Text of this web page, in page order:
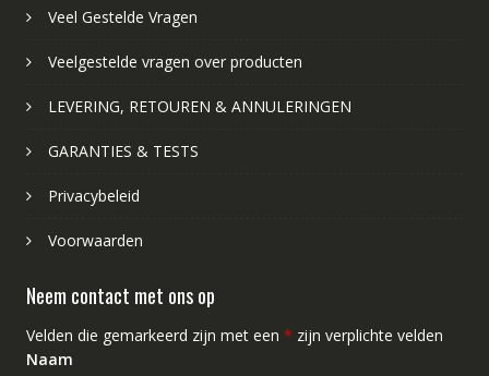
Veel Gestelde Vragen
Veelgestelde vragen over producten
LEVERING, RETOUREN & ANNULERINGEN
GARANTIES & TESTS
Privacybeleid
Voorwaarden
Neem contact met ons op
Velden die gemarkeerd zijn met een * zijn verplichte velden
Naam